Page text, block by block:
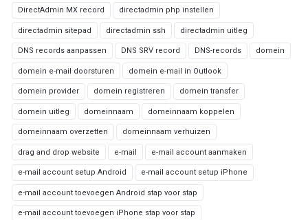
DirectAdmin MX record directadmin php instellen
directadmin sitepad directadmin ssh directadmin uitleg
DNS records aanpassen DNS SRV record DNS-records domein
domein e-mail doorsturen domein e-mail in Outlook
domein provider domein registreren domein transfer
domein uitleg domeinnaam domeinnaam koppelen
domeinnaam overzetten domeinnaam verhuizen
drag and drop website e-mail e-mail account aanmaken
e-mail account setup Android e-mail account setup iPhone
e-mail account toevoegen Android stap voor stap
e-mail account toevoegen iPhone stap voor stap